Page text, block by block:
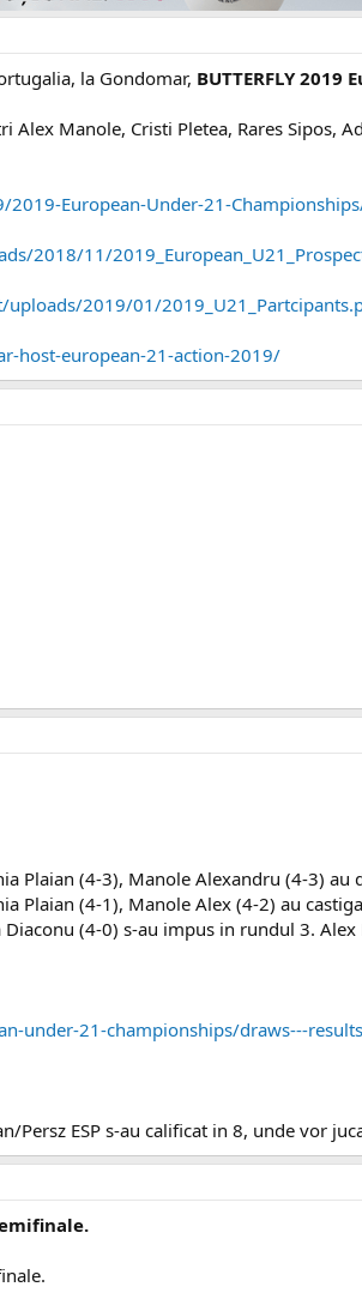
la Gondomar, BUTTERFLY
Manole, Cristi Pletea, Rares Sipos,
European-Under-21-
2018/11/
2019/01/
host-european-21-action-2019/
Plaian (4-3), Manole Alexandru (4-3)
Plaian (4-1), Manole Alex (4-2) au
(4-0) s-au impus in rundul 3.
under-21-championships/draws---
ESP s-au calificat in 8, unde vor